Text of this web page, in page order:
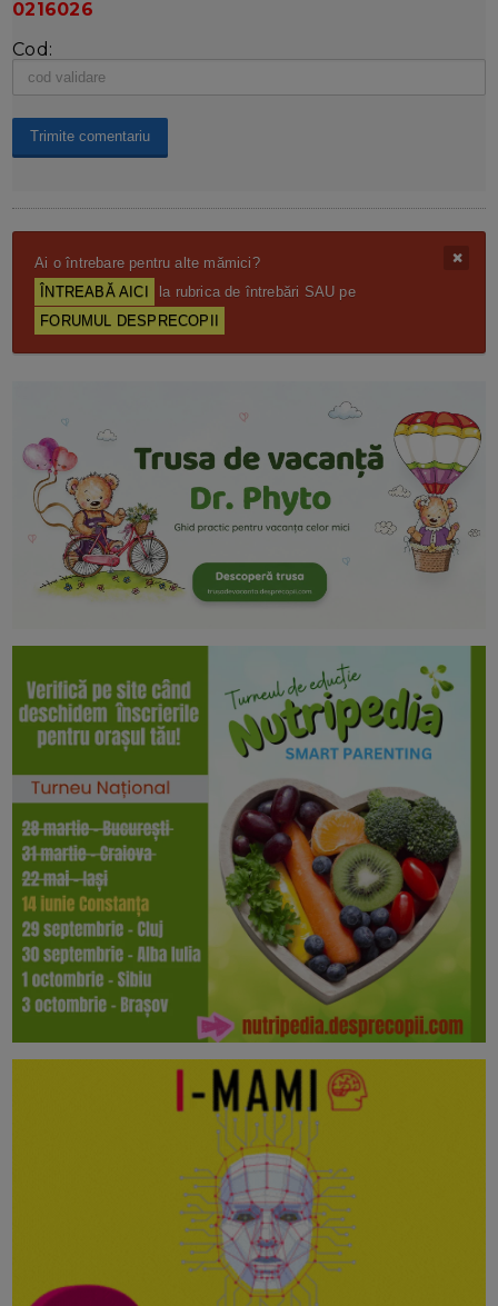
0216026
Cod:
Ai o întrebare pentru alte mămici?
ÎNTREABĂ AICI
la rubrica de întrebări SAU pe
FORUMUL DESPRECOPII